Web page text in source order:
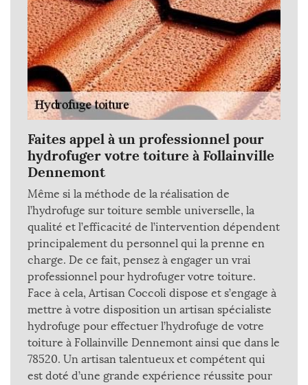
Faites appel à un professionnel pour
hydrofuger votre toiture à Follainville
Dennemont
Même si la méthode de la réalisation de
l’hydrofuge sur toiture semble universelle, la
qualité et l’efficacité de l’intervention dépendent
principalement du personnel qui la prenne en
charge. De ce fait, pensez à engager un vrai
professionnel pour hydrofuger votre toiture.
Face à cela, Artisan Coccoli dispose et s’engage à
mettre à votre disposition un artisan spécialiste
hydrofuge pour effectuer l’hydrofuge de votre
toiture à Follainville Dennemont ainsi que dans le
78520. Un artisan talentueux et compétent qui
est doté d’une grande expérience réussite pour